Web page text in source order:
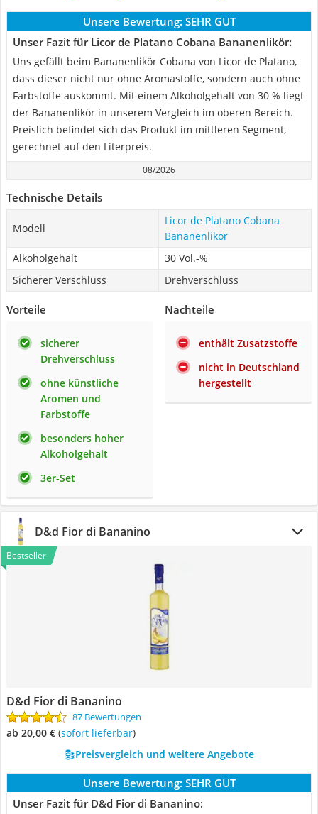
Unsere Bewertung: SEHR GUT
Unser Fazit für Licor de Platano Cobana Bananenlikör:
Uns gefällt beim Bananenlikör Cobana von Licor de Platano,
dass dieser nicht nur ohne Aromastoffe, sondern auch ohne
Farbstoffe auskommt. Mit einem Alkoholgehalt von 30 % liegt
der Bananenlikör in unserem Vergleich im oberen Bereich.
Preislich befindet sich das Produkt im mittleren Segment,
gerechnet auf den Literpreis.
08/2026
Technische Details
Modell
Licor de Platano Cobana
Bananenlikör
Alkoholgehalt
30 Vol.-%
Sicherer Verschluss
Drehverschluss
Vorteile
sicherer
Drehverschluss
ohne künstliche
Aromen und
Farbstoffe
besonders hoher
Alkoholgehalt
3er-Set
Nachteile
enthält Zusatzstoffe
nicht in Deutschland
hergestellt
D&d Fior di Bananino
Bestseller
D&d Fior di Bananino
87 Bewertungen
ab 20,00 € ( Sofort lieferbar)
Preisvergleich und weitere Angebote
Unsere Bewertung: SEHR GUT
Unser Fazit für D&d Fior di Bananino: